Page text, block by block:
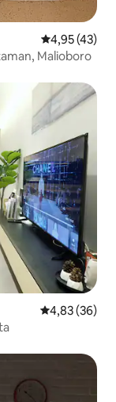
Évaluation
4,95 (43)
Malioboro
Évaluation
4,83 (36)